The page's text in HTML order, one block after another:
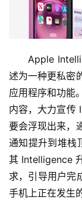
Apple
述为一种更私密
应用程序和功能
内容，大力宣传
要会浮现出来，
通知提升到堆栈
其 Intelligence
求，引导用户完
手机上正在发生